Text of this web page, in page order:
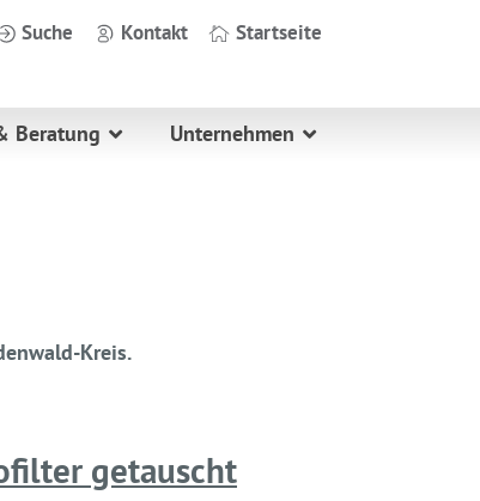
Suche Kontakt Startseite
Beratung Unternehmen
Kreis.
getauscht